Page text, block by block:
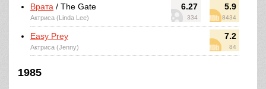
6.27
334
5.9
8434
Врата / The Gate
Актриса (Linda Lee)
7.2
84
Easy Prey
Актриса (Jenny)
1985